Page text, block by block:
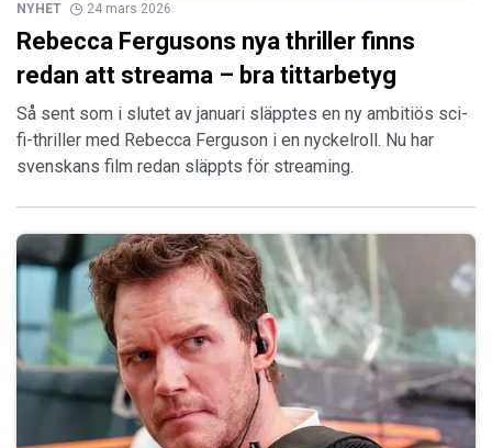
NYHET 24 mars 2026
Rebecca Fergusons nya thriller finns
redan att streama – bra tittarbetyg
Så sent som i slutet av januari släpptes en ny ambitiös sci-
fi-thriller med Rebecca Ferguson i en nyckelroll. Nu har
svenskans film redan släppts för streaming.